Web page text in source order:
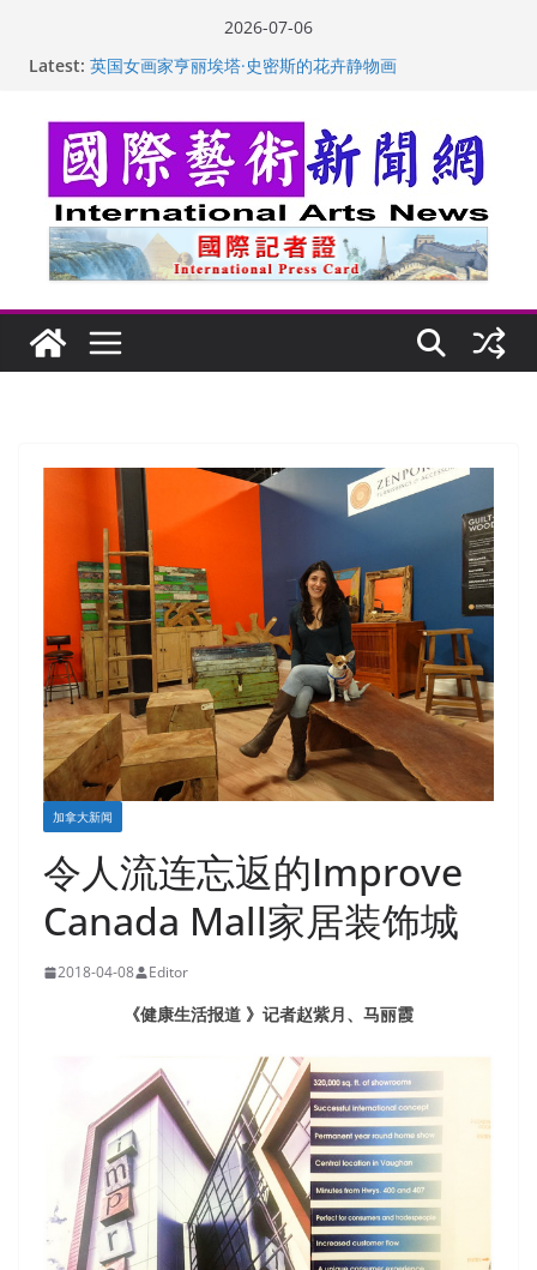
2026-07-06
Latest: “梵心”归处：一场展览 连着攀枝花的千里乡愁
美国人
玛丽安娜·卡拉切娃的绘画：幽默和难以言喻的快乐
苏方 ：“字”得其乐
加拿大新闻
令人流连忘返的Improve
Canada Mall家居装饰城
2018-04-08 Editor
《健康生活报道 》记者赵紫月、马丽霞